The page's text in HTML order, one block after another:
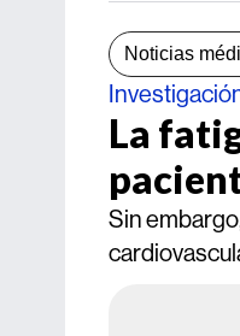
Noticias
La
Sin